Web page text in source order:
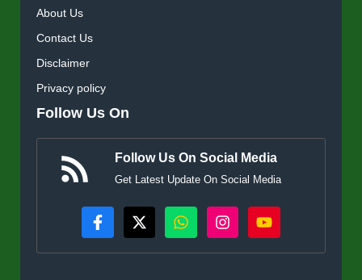
About Us
Contact Us
Disclaimer
Privacy policy
Follow Us On
Follow Us On Social Media
Get Latest Update On Social Media